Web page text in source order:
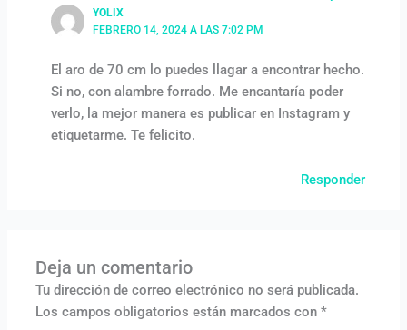
YOLIX
FEBRERO 14, 2024 A LAS 7:02 PM
El aro de 70 cm lo puedes llagar a encontrar hecho.
Si no, con alambre forrado. Me encantaría poder
verlo, la mejor manera es publicar en Instagram y
etiquetarme. Te felicito.
Responder
Deja un comentario
Tu dirección de correo electrónico no será publicada.
Los campos obligatorios están marcados con*